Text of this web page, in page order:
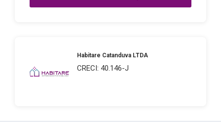
Habitare Catanduva LTDA
CRECI: 40.146-J